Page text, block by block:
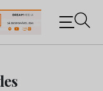
os negócios do